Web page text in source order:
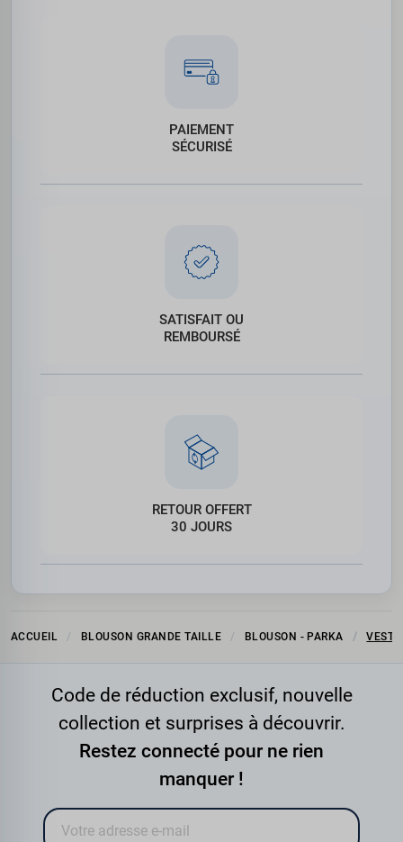
PAIEMENT
SÉCURISÉ
SATISFAIT OU
REMBOURSÉ
RETOUR OFFERT
30 JOURS
ACCUEIL BLOUSON GRANDE TAILLE BLOUSON - PARKA
Code de réduction exclusif, nouvelle
collection et surprises à découvrir.
Restez connecté pour ne rien
manquer !